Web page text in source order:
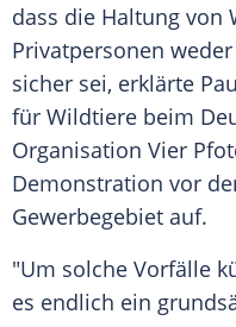
dass die Haltung von
Privatpersonen
sicher sei, erklärte
für Wildtiere beim
Organisation Vier
Demonstration vor
Gewerbegebiet auf.
"Um solche Vorfälle
es endlich ein